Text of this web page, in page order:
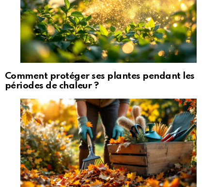
Comment protéger ses plantes pendant les
périodes de chaleur ?